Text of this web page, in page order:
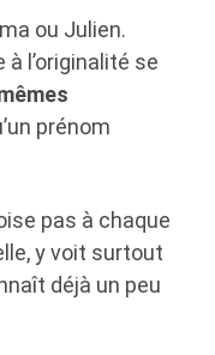
ou Julien.
l’originalité se
prénom
pas à chaque
y voit surtout
déjà un peu